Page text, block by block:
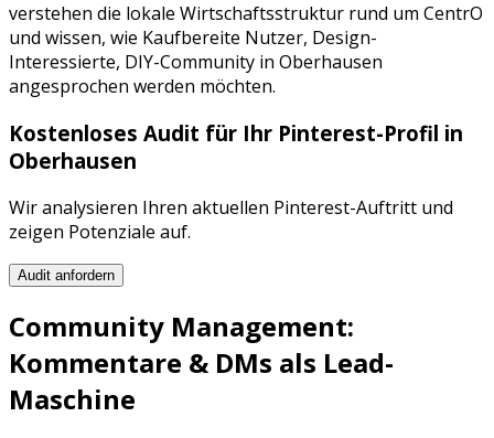
verstehen die lokale Wirtschaftsstruktur rund um CentrO
und wissen, wie Kaufbereite Nutzer, Design-
Interessierte, DIY-Community in Oberhausen
angesprochen werden möchten.
Kostenloses Audit für Ihr Pinterest-Profil in
Oberhausen
Wir analysieren Ihren aktuellen Pinterest-Auftritt und
zeigen Potenziale auf.
Audit anfordern
Community Management:
Kommentare & DMs als Lead-
Maschine